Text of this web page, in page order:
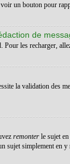
un bouton pour
de
les recharger,
la validation des
remonter le sujet
sujet simplement